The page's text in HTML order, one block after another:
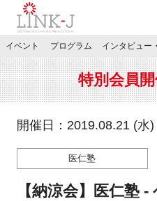
JP
特別会員専用メニュー
イベント プログラム インタビュー
特別会員
開催日：2019.08.21 (水)
医仁塾
【納涼会】医仁塾